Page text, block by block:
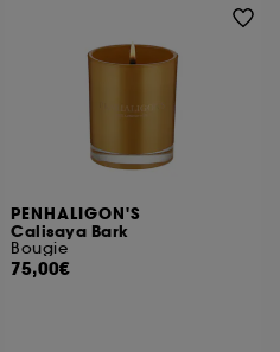
PENHALIGON'S
Calisaya Bark
Bougie
75,00€